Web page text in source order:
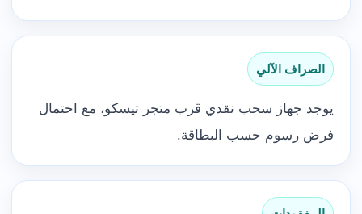
الصراف الآلي
يوجد جهاز سحب نقدي قرب متجر تيسكو، مع احتمال
فرض رسوم حسب البطاقة.